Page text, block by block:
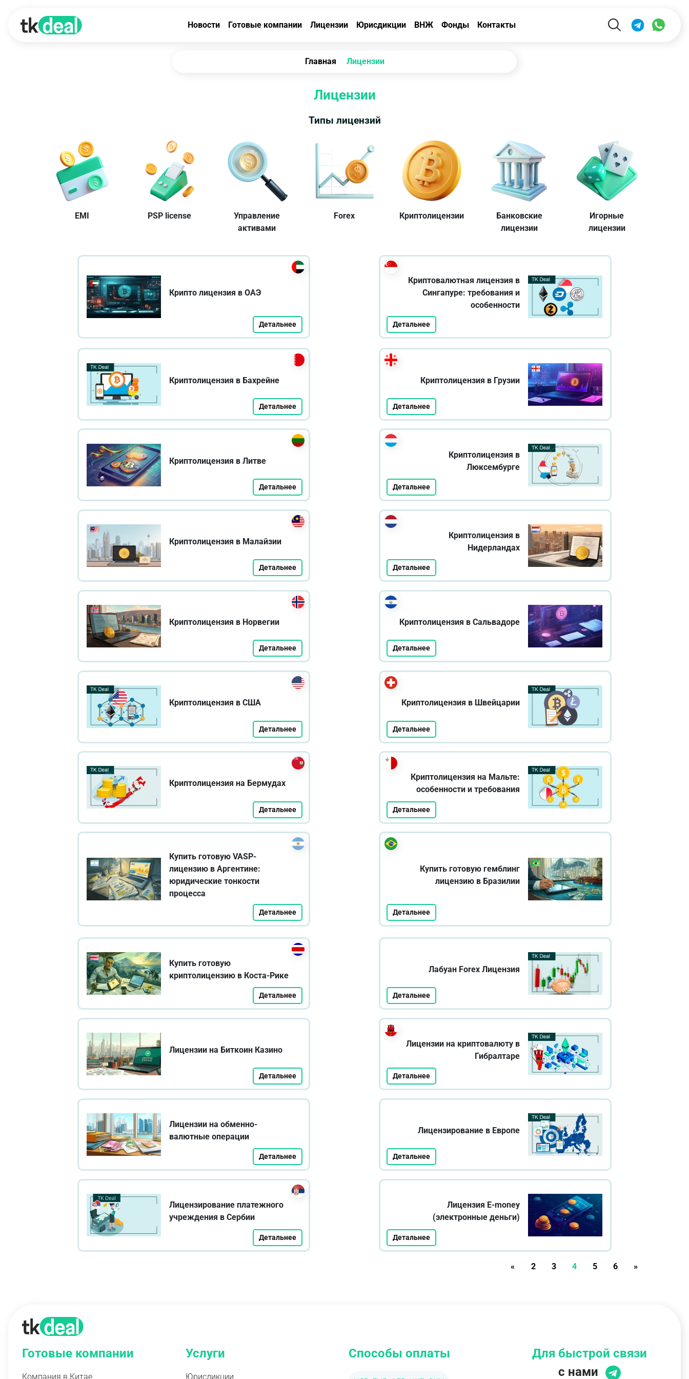
Новости Готовые компании Лицензии Юрисдикции ВНЖ Фонды Контакты
Главная Лицензии
Лицензии
Типы лицензий
EMI PSP license
Управление
активами
Forex Криптолицензии
Банковские
лицензии
Игорные
лицензии
Крипто лицензия в ОАЭ
Детальнее
Криптовалютная лицензия в
Сингапуре: требования и
особенности
Детальнее
Криптолицензия в Бахрейне
Детальнее
Криптолицензия в Грузии
Детальнее
Криптолицензия в Литве
Детальнее
Криптолицензия в
Люксембурге
Детальнее
Криптолицензия в Малайзии
Детальнее
Криптолицензия в
Нидерландах
Детальнее
Криптолицензия в Норвегии
Детальнее
Криптолицензия в Сальвадоре
Детальнее
Криптолицензия в США
Детальнее
Криптолицензия в Швейцарии
Детальнее
Криптолицензия на Бермудах
Детальнее
Криптолицензия на Мальте:
особенности и требования
Детальнее
Купить готовую VASP-
лицензию в Аргентине:
юридические тонкости
процесса
Детальнее
Купить готовую гемблинг
лицензию в Бразилии
Детальнее
Купить готовую
криптолицензию в Коста-Рике
Детальнее
Лабуан Forex Лицензия
Детальнее
Лицензии на Биткоин Казино
Детальнее
Лицензии на криптовалюту в
Гибралтаре
Детальнее
Лицензии на обменно-
валютные операции
Детальнее
Лицензирование в Европе
Детальнее
Лицензирование платежного
учреждения в Сербии
Детальнее
Лицензия E-money
(электронные деньги)
Детальнее
« 2 3 4 5 6 »
Готовые компании
Компания в Китае
Услуги
Юрисдикции
Способы оплаты
Для быстрой связи
с нами